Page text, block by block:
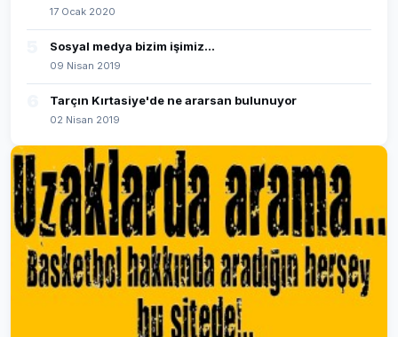
17 Ocak 2020
Sosyal medya bizim işimiz...
09 Nisan 2019
Tarçın Kırtasiye'de ne ararsan bulunuyor
02 Nisan 2019